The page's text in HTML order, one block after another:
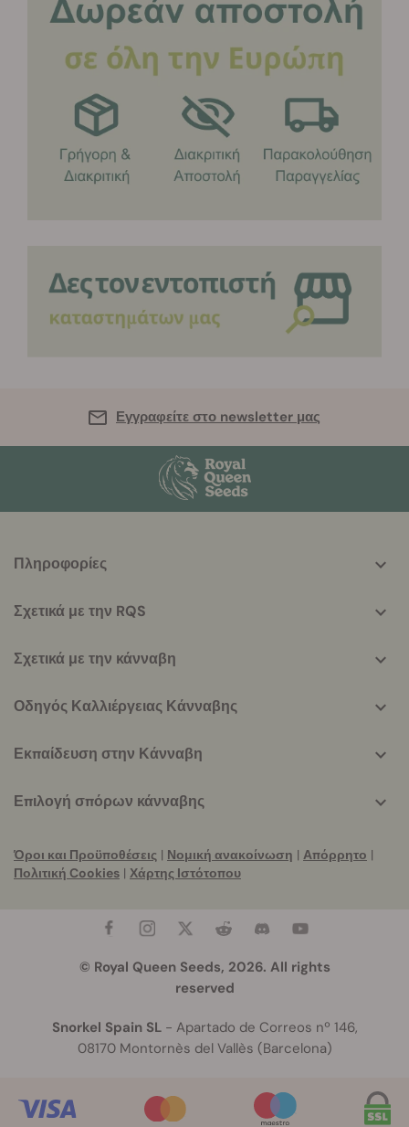
Εγγραφείτε στο newsletter μας
helpful
Πληροφορίες
Σχετικά με την RQS
Σχετικά με την κάνναβη
Οδηγός Καλλιέργειας Κάνναβης
Εκπαίδευση στην Κάνναβη
Επιλογή σπόρων κάνναβης
Όροι και Προϋποθέσεις | Νομική ανακοίνωση | Απόρρητο |
Πολιτική Cookies | Χάρτης Ιστότοπου
© Royal Queen Seeds, 2026. All rights
reserved
Snorkel Spain SL- Apartado de Correos nº 146,
08170 Montornès del Vallès (Barcelona)